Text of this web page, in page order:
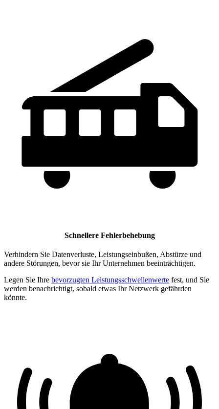
Schnellere Fehlerbehebung
Verhindern Sie Datenverluste, Leistungseinbußen, Abstürze und
andere Störungen, bevor sie Ihr Unternehmen beeinträchtigen.
Legen Sie Ihre bevorzugten Leistungsschwellenwerte fest, und Sie
werden benachrichtigt, sobald etwas Ihr Netzwerk gefährden
könnte.